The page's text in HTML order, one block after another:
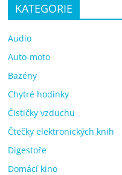
KATEGORIE
Audio
Auto-moto
Bazény
Chytré hodinky
Čističky vzduchu
Čtečky elektronických knih
Digestoře
Domácí kino